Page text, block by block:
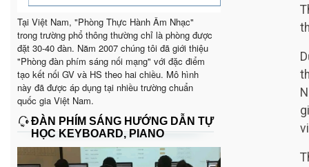
Tại Việt Nam, "Phòng Thực Hành Âm Nhạc"
trong trường phổ thông thường chỉ là phòng được
đặt 30-40 đàn. Năm 2007 chúng tôi đã giới thiệu
"Phòng đàn phím sáng nối mạng" với đặc điểm
tạo kết nối GV và HS theo hai chiều. Mô hình
này đã được áp dụng tại nhiều trường chuẩn
quốc gia Việt Nam.
ĐÀN PHÍM SÁNG HƯỚNG DẪN TỰ
HỌC KEYBOARD, PIANO